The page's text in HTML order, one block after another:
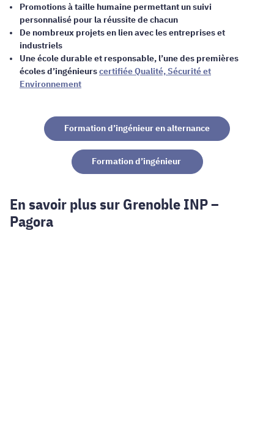
Promotions à taille humaine permettant un suivi
personnalisé pour la réussite de chacun
De nombreux projets en lien avec les entreprises et
industriels
Une école durable et responsable, l’une des premières
écoles d’ingénieurscertifiée Qualité, Sécurité et
Environnement
Formation d’ingénieur en alternance
Formation d’ingénieur
En savoir plus sur Grenoble INP –
Pagora